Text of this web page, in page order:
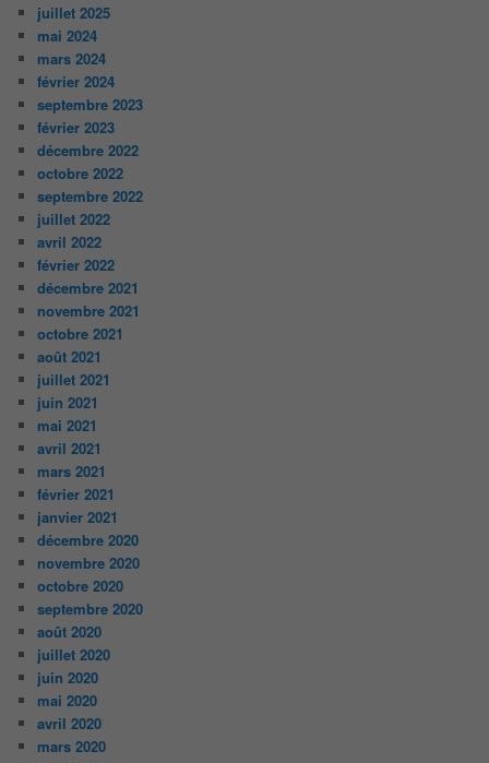
juillet 2025
mai 2024
mars 2024
février 2024
septembre 2023
février 2023
décembre 2022
octobre 2022
septembre 2022
juillet 2022
avril 2022
février 2022
décembre 2021
novembre 2021
octobre 2021
août 2021
juillet 2021
juin 2021
mai 2021
avril 2021
mars 2021
février 2021
janvier 2021
décembre 2020
novembre 2020
octobre 2020
septembre 2020
août 2020
juillet 2020
juin 2020
mai 2020
avril 2020
mars 2020